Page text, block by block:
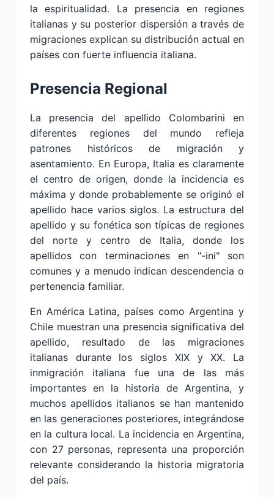
la espiritualidad. La presencia en regiones
italianas y su posterior dispersión a través de
migraciones explican su distribución actual en
países con fuerte influencia italiana.
Presencia Regional
La presencia del apellido Colombarini en
diferentes regiones del mundo refleja
patrones históricos de migración y
asentamiento. En Europa, Italia es claramente
el centro de origen, donde la incidencia es
máxima y donde probablemente se originó el
apellido hace varios siglos. La estructura del
apellido y su fonética son típicas de regiones
del norte y centro de Italia, donde los
apellidos con terminaciones en "-ini" son
comunes y a menudo indican descendencia o
pertenencia familiar.
En América Latina, países como Argentina y
Chile muestran una presencia significativa del
apellido, resultado de las migraciones
italianas durante los siglos XIX y XX. La
inmigración italiana fue una de las más
importantes en la historia de Argentina, y
muchos apellidos italianos se han mantenido
en las generaciones posteriores, integrándose
en la cultura local. La incidencia en Argentina,
con 27 personas, representa una proporción
relevante considerando la historia migratoria
del país.